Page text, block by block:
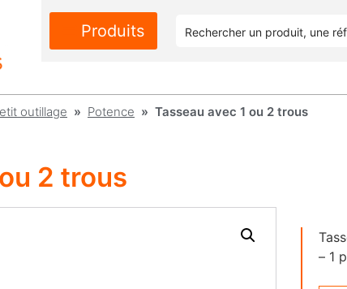
Produits
outillage » Potence » Tasseau avec 1 ou 2 trous
2 trous
– 1